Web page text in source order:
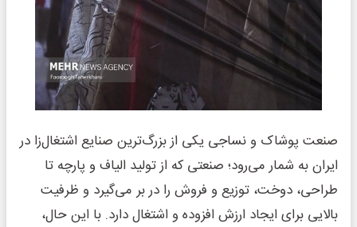
صنعت پوشاک و نساجی یکی از بزرگ‌ترین صنایع اشتغال‌زا در
ایران به شمار می‌رود؛ صنعتی که از تولید الیاف و پارچه تا
طراحی، دوخت، توزیع و فروش را در بر می‌گیرد و ظرفیت
بالایی برای ایجاد ارزش افزوده و اشتغال دارد. با این حال،